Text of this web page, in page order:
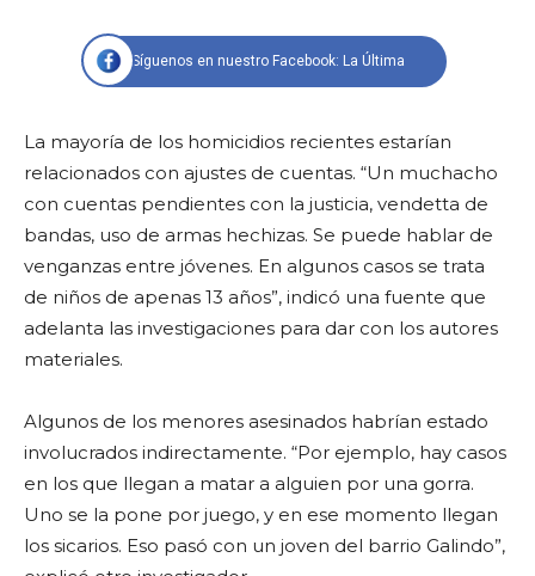
Síguenos en nuestro Facebook: La Última
La mayoría de los homicidios recientes estarían
relacionados con ajustes de cuentas. “Un muchacho
con cuentas pendientes con la justicia, vendetta de
bandas, uso de armas hechizas. Se puede hablar de
venganzas entre jóvenes. En algunos casos se trata
de niños de apenas 13 años”, indicó una fuente que
adelanta las investigaciones para dar con los autores
materiales.
Algunos de los menores asesinados habrían estado
involucrados indirectamente. “Por ejemplo, hay casos
en los que llegan a matar a alguien por una gorra.
Uno se la pone por juego, y en ese momento llegan
los sicarios. Eso pasó con un joven del barrio Galindo”,